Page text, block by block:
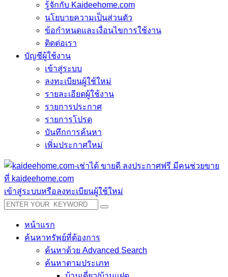
รู้จักกับ Kaideehome.com
นโยบายความเป็นส่วนตัว
ข้อกำหนดและเงื่อนไขการใช้งาน
ติดต่อเรา
บัญชีผู้ใช้งาน
เข้าสู่ระบบ
ลงทะเบียนผู้ใช้ใหม่
รายละเอียดผู้ใช้งาน
รายการประกาศ
รายการโปรด
บันทึกการค้นหา
เพิ่มประกาศใหม่
เข้าสู่ระบบหรือลงทะเบียนผู้ใช้ใหม่
หน้าแรก
ค้นหาทรัพย์ที่ต้องการ
ค้นหาด้วย Advanced Search
ค้นหาตามประเภท